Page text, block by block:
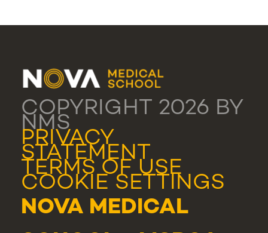
COPYRIGHT 2026 BY
NMS
PRIVACY
STATEMENT
TERMS OF USE
COOKIE SETTINGS
NOVA MEDICAL